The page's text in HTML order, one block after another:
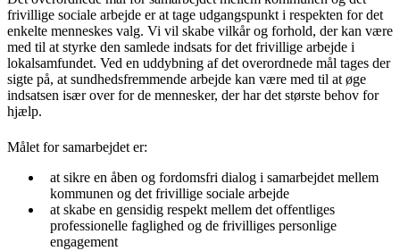
frivillige sociale arbejde er at tage udgangspunkt i respekten for det
enkelte menneskes valg. Vi vil skabe vilkår og forhold, der kan være
med til at styrke den samlede indsats for det frivillige arbejde i
lokalsamfundet. Ved en uddybning af det overordnede mål tages der
sigte på, at sundhedsfremmende arbejde kan være med til at øge
indsatsen især over for de mennesker, der har det største behov for
hjælp.
Målet for samarbejdet er:
at sikre en åben og fordomsfri dialog i samarbejdet mellem
kommunen og det frivillige sociale arbejde
at skabe en gensidig respekt mellem det offentliges
professionelle faglighed og de frivilliges personlige
engagement